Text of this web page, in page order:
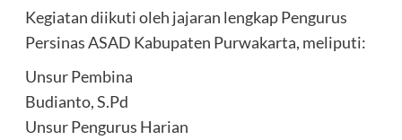
Kegiatan diikuti oleh jajaran lengkap Pengurus
Persinas ASAD Kabupaten Purwakarta, meliputi:
Unsur Pembina
Budianto, S.Pd
Unsur Pengurus Harian